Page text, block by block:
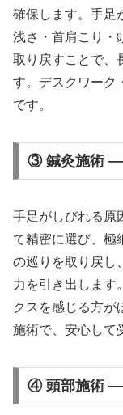
確保します。手足
浅さ・首肩こり・
取り戻すことで、
す。デスクワーク
です。
③ 鍼灸施術 —
手足がしびれる原
て精密に選び、極
の巡りを取り戻し
力を引き出します
クスを感じる方が
施術で、安心して
④ 頭部施術 —